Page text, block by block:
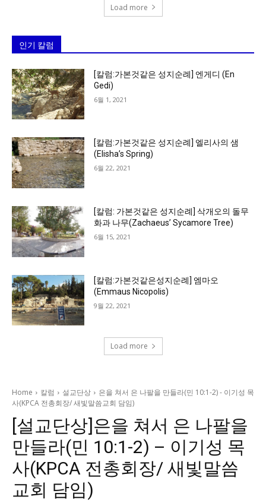
Load more
인기 칼럼
[칼럼:가본것같은 성지순례] 엔게디 (En
Gedi)
6월 1, 2021
[칼럼:가본것같은 성지순례] 엘리사의 샘
(Elisha’s Spring)
6월 22, 2021
[칼럼: 가본것같은 성지순례] 삭개오의 돌무
화과 나무(Zachaeus’ Sycamore Tree)
6월 15, 2021
[칼럼:가본것같은성지순례] 엠마오
(Emmaus Nicopolis)
9월 22, 2021
Load more